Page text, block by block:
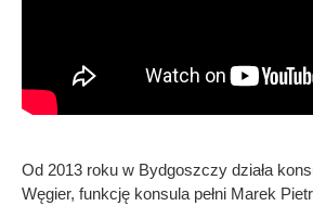
Od 2013 roku w Bydgoszczy działa
Węgier, funkcję konsula pełni Marek